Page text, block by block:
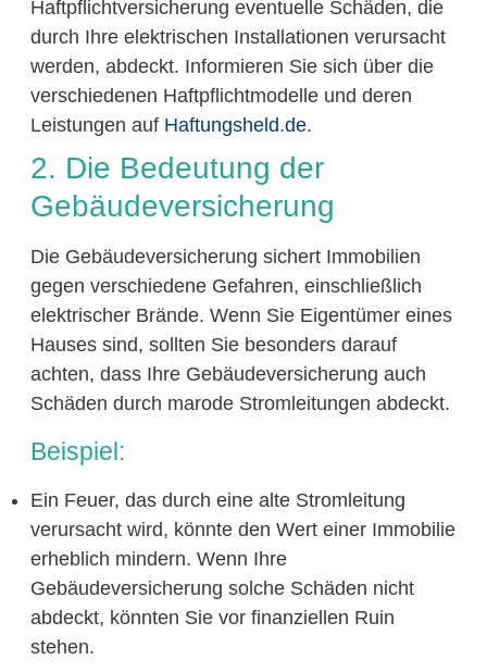
Haftpflichtversicherung eventuelle Schäden, die
durch Ihre elektrischen Installationen verursacht
werden, abdeckt. Informieren Sie sich über die
verschiedenen Haftpflichtmodelle und deren
Leistungen auf Haftungsheld.de.
2. Die Bedeutung der
Gebäudeversicherung
Die Gebäudeversicherung sichert Immobilien
gegen verschiedene Gefahren, einschließlich
elektrischer Brände. Wenn Sie Eigentümer eines
Hauses sind, sollten Sie besonders darauf
achten, dass Ihre Gebäudeversicherung auch
Schäden durch marode Stromleitungen abdeckt.
Beispiel:
Ein Feuer, das durch eine alte Stromleitung
verursacht wird, könnte den Wert einer Immobilie
erheblich mindern. Wenn Ihre
Gebäudeversicherung solche Schäden nicht
abdeckt, könnten Sie vor finanziellen Ruin
stehen.